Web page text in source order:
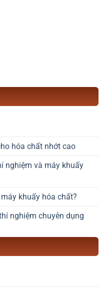
hóa chất nhớt cao
nghiệm và máy khuấy
khuấy hóa chất?
nghiệm chuyên dụng